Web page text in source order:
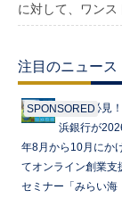
に対して、ワン
注目のニュース
SPONSORED
起業家必見
浜銀行が
年8月から10月にか
てオンライン創業支
セミナー「みらい海